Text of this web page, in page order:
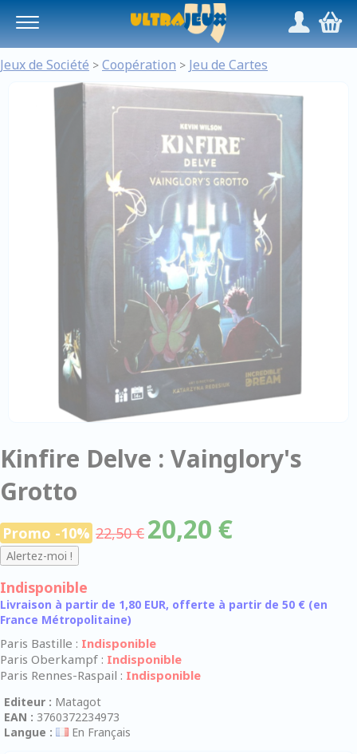
/,
Jeux de Société > Coopération > Jeu de Cartes
Kinfire Delve : Vainglory's
Grotto
Promo -10% 22,50 € 20,20 €
Indisponible
Livraison à partir de 1,80 EUR, offerte à partir de 50 € (en
France Métropolitaine)
Paris Bastille : Indisponible
Paris Oberkampf : Indisponible
Paris Rennes-Raspail : Indisponible
Editeur : Matagot
EAN : 3760372234973
Langue :
En Français